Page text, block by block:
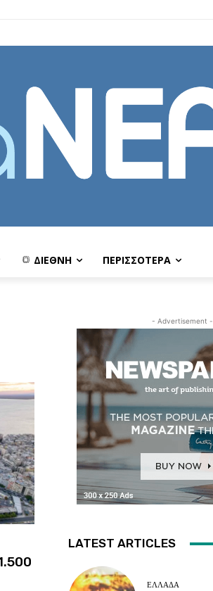
ΔΙΕΘΝΗ ΠΕΡΙΣΣΟΤΕΡΑ
- Advertisement -
LATEST ARTICLES
ΕΛΛΑΔΑ